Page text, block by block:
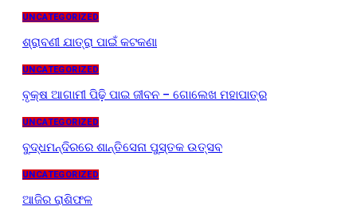
UNCATEGORIZED
ଶ୍ରାବଣୀ ଯାତ୍ରା ପାଇଁ କଟକଣା
UNCATEGORIZED
ବୃକ୍ଷ ଆଗାମୀ ପିଢ଼ି ପାଇ ଜୀବନ – ଗୋଲେଖ ମହାପାତ୍ର
UNCATEGORIZED
ବୁଦ୍ଧମନ୍ଦିରରେ ଶାନ୍ତିସେନା ପୁସ୍ତକ ଉତ୍ସବ
UNCATEGORIZED
ଆଜିର ରାଶିଫଳ